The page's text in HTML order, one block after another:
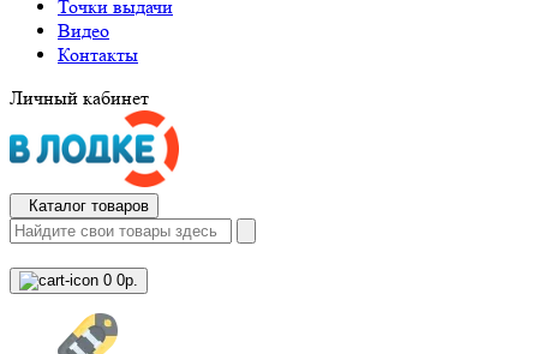
Точки выдачи
Видео
Контакты
Личный кабинет
Каталог товаров
0 0р.